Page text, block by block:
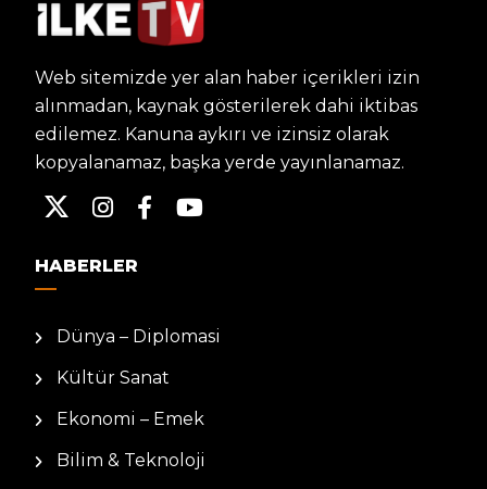
Web sitemizde yer alan haber içerikleri izin
alınmadan, kaynak gösterilerek dahi iktibas
edilemez. Kanuna aykırı ve izinsiz olarak
kopyalanamaz, başka yerde yayınlanamaz.
HABERLER
Dünya – Diplomasi
Kültür Sanat
Ekonomi – Emek
Bilim & Teknoloji